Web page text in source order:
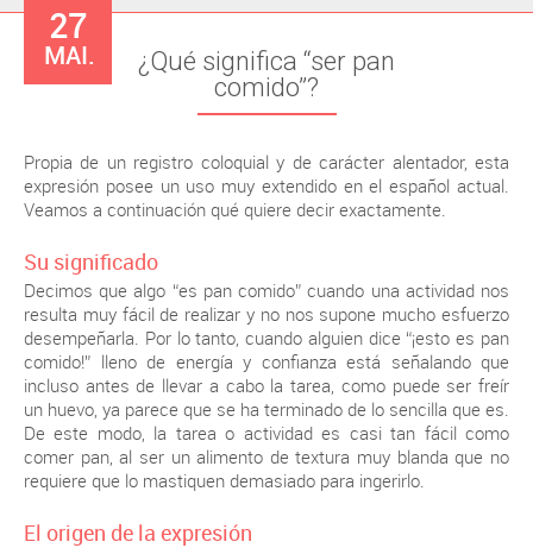
27
MAI.
¿Qué significa “ser pan
comido”?
Propia de un registro coloquial y de carácter alentador, esta
expresión posee un uso muy extendido en el español actual.
Veamos a continuación qué quiere decir exactamente.
Su significado
Decimos que algo “es pan comido” cuando una actividad nos
resulta muy fácil de realizar y no nos supone mucho esfuerzo
desempeñarla. Por lo tanto, cuando alguien dice “¡esto es pan
comido!” lleno de energía y confianza está señalando que
incluso antes de llevar a cabo la tarea, como puede ser freír
un huevo, ya parece que se ha terminado de lo sencilla que es.
De este modo, la tarea o actividad es casi tan fácil como
comer pan, al ser un alimento de textura muy blanda que no
requiere que lo mastiquen demasiado para ingerirlo.
El origen de la expresión